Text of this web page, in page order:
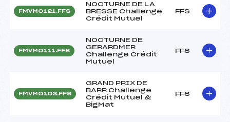
FMVM0121.FFS
NOCTURNE DE LA
BRESSE Challenge
Crédit Mutuel
FFS
FMVM0111.FFS
NOCTURNE DE
GERARDMER
Challenge Crédit
Mutuel
FFS
FMVM0103.FFS
GRAND PRIX DE
BARR Challenge
Crédit Mutuel &
BigMat
FFS